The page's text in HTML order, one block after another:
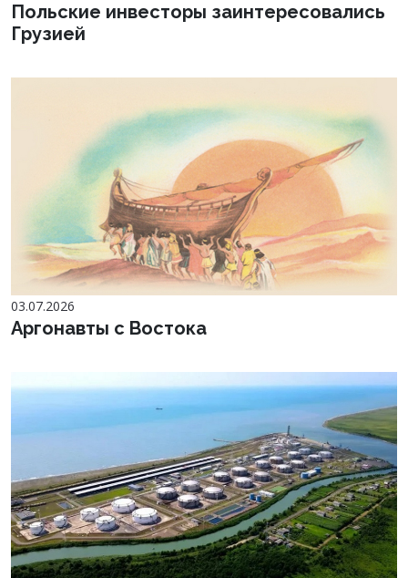
Польские инвесторы заинтересовались
Грузией
03.07.2026
Аргонавты с Востока